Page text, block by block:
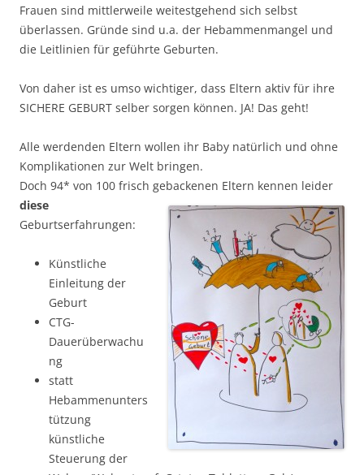
Frauen sind mittlerweile weitestgehend sich selbst
überlassen. Gründe sind u.a. der Hebammenmangel und
die Leitlinien für geführte Geburten.
Von daher ist es umso wichtiger, dass Eltern aktiv für ihre
SICHERE GEBURT selber sorgen können. JA! Das geht!
Alle werdenden Eltern wollen ihr Baby natürlich und ohne
Komplikationen zur Welt bringen.
Doch 94* von 100 frisch gebackenen Eltern kennen leider
diese
Geburtserfahrungen:
Künstliche
Einleitung der
Geburt
CTG-
Dauerüberwachu
ng
statt
Hebammenunters
tützung
künstliche
Steuerung der